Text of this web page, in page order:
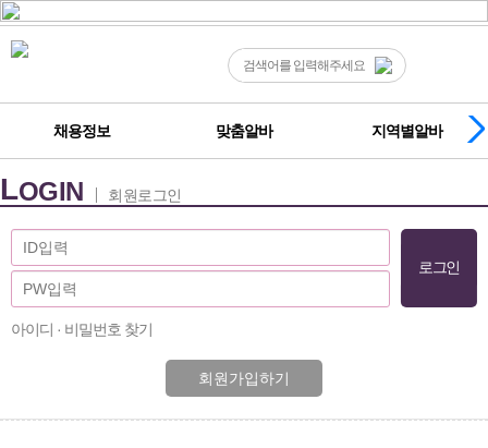
채용정보 맞춤알바 지역별알바
LOGIN 회원로그인
아이디 · 비밀번호 찾기
회원가입하기